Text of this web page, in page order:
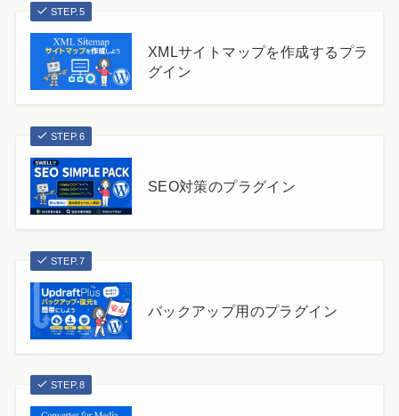
STEP.5
XMLサイトマップを作成するプラ
グイン
STEP.6
SEO対策のプラグイン
STEP.7
バックアップ用のプラグイン
STEP.8